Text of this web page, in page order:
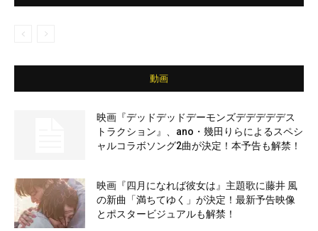
動画
映画『デッドデッドデーモンズデデデデデス
トラクション』、ano・幾田りらによるスペシ
ャルコラボソング2曲が決定！本予告も解禁！
映画『四月になれば彼女は』主題歌に藤井 風
の新曲「満ちてゆく」が決定！最新予告映像
とポスタービジュアルも解禁！